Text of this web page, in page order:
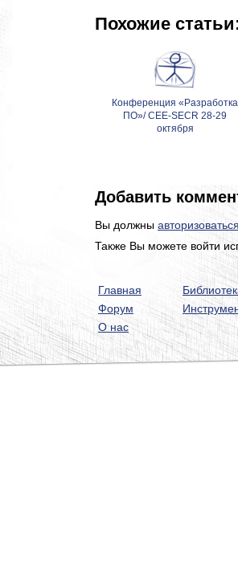
Похожие
Конференция «Разработка
ПО»/ CEE-SECR 28-29
октября
Добавить
Вы должны
Также Вы можете войти
Главная
Форум
О нас